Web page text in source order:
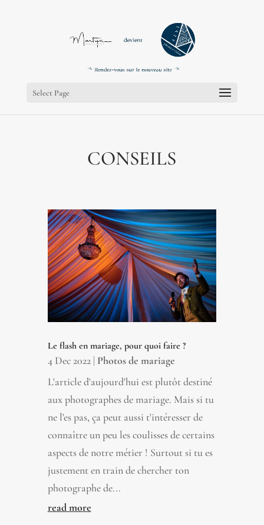
Select Page
CONSEILS
Le flash en mariage, pour quoi faire ?
4 Dec 2022| Photos de mariage
L'article d'aujourd'hui est plutôt destiné
aux photographes de mariage. Mais si tu
ne l'es pas, ça peut aussi t'intéresser de
connaître un peu les coulisses de certains
aspects de notre métier ! Surtout si tu es
justement en train de chercher ton
photographe de...
read more